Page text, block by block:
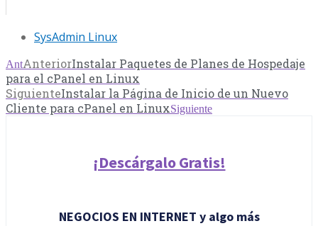
SysAdmin Linux
AntAnteriorInstalar Paquetes de Planes de Hospedaje
para el cPanel en Linux
SiguienteInstalar la Página de Inicio de un Nuevo
Cliente para cPanel en LinuxSiguiente
¡Descárgalo Gratis!
NEGOCIOS EN INTERNET y algo más